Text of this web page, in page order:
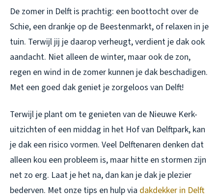
De zomer in Delft is prachtig: een boottocht over de
Schie, een drankje op de Beestenmarkt, of relaxen in je
tuin. Terwijl jij je daarop verheugt, verdient je dak ook
aandacht. Niet alleen de winter, maar ook de zon,
regen en wind in de zomer kunnen je dak beschadigen.
Met een goed dak geniet je zorgeloos van Delft!
Terwijl je plant om te genieten van de Nieuwe Kerk-
uitzichten of een middag in het Hof van Delftpark, kan
je dak een risico vormen. Veel Delftenaren denken dat
alleen kou een probleem is, maar hitte en stormen zijn
net zo erg. Laat je het na, dan kan je dak je plezier
bederven. Met onze tips en hulp via dakdekker in Delft